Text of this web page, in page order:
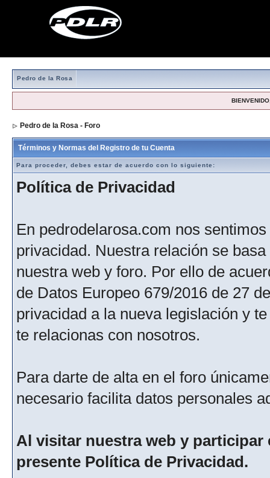
Pedro de la Rosa
Pedro de la Rosa - Foro
Términos y Normas del Registro de tu Cuenta
Para proceder, debes estar de acuerdo con lo siguiente:
Política de Privacidad
En pedrodelarosa.com nos
privacidad. Nuestra relación se
nuestra web y foro. Por ello de
de Datos Europeo 679/2016 de 27
privacidad a la nueva legislación y
te relacionas con nosotros.
Para darte de alta en el foro
necesario facilita datos personales
Al visitar nuestra web y
presente Política de Privacidad.